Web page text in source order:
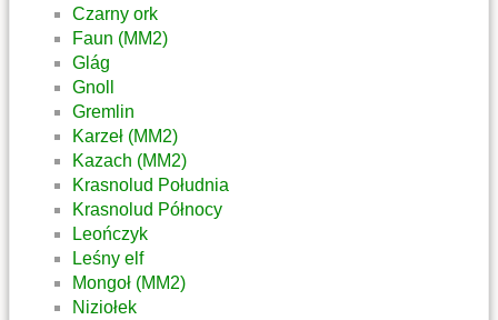
Czarny ork
Faun (MM2)
Glág
Gnoll
Gremlin
Karzeł (MM2)
Kazach (MM2)
Krasnolud Południa
Krasnolud Północy
Leończyk
Leśny elf
Mongoł (MM2)
Niziołek